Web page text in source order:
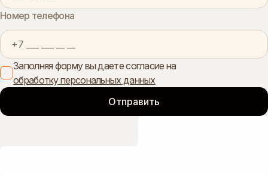
Номер телефона
Заполняя форму вы даете согласие на
обработку персональных данных